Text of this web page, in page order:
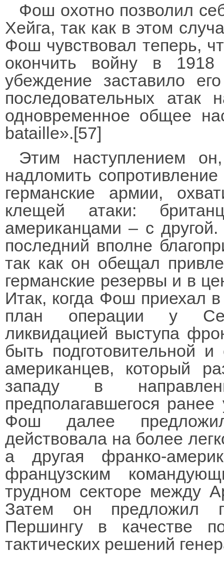
Фош охотно позволил
Хейга, так как в этом
Фош чувствовал теперь,
окончить войну в 1918
убеждение заставило
последовательных атак
одновременное общее
bataille».[57]
Этим наступлением
надломить
германские армии,
клещей атаки:
американцами – с
последний вполне
так как он обещал
германские резервы и в
Итак, когда Фош приехал
план операции у
ликвидацией выступа
быть подготовительной
американцев, который
западу в
предполагавшегося
Фош далее
действовала на более
а другая франко-
французским
трудном секторе между
Затем он предложил
Першингу в качестве
тактических решений